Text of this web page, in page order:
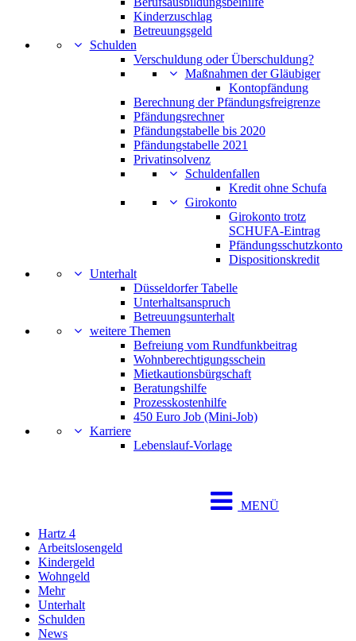
Kinderzuschlag
Betreuungsgeld
Schulden
Verschuldung oder Überschuldung?
Maßnahmen der Gläubiger
Kontopfändung
Berechnung der Pfändungsfreigrenze
Pfändungsrechner
Pfändungstabelle bis 2020
Pfändungstabelle 2021
Privatinsolvenz
Schuldenfallen
Kredit ohne Schufa
Girokonto
Girokonto trotz
SCHUFA-Eintrag
Pfändungsschutzkonto
Dispositionskredit
Unterhalt
Düsseldorfer Tabelle
Unterhaltsanspruch
Betreuungsunterhalt
weitere Themen
Befreiung vom Rundfunkbeitrag
Wohnberechtigungsschein
Mietkautionsbürgschaft
Beratungshilfe
Prozesskostenhilfe
450 Euro Job (Mini-Job)
Karriere
Lebenslauf-Vorlage
MENÜ
Hartz 4
Arbeitslosengeld
Kindergeld
Wohngeld
Mehr
Unterhalt
Schulden
News